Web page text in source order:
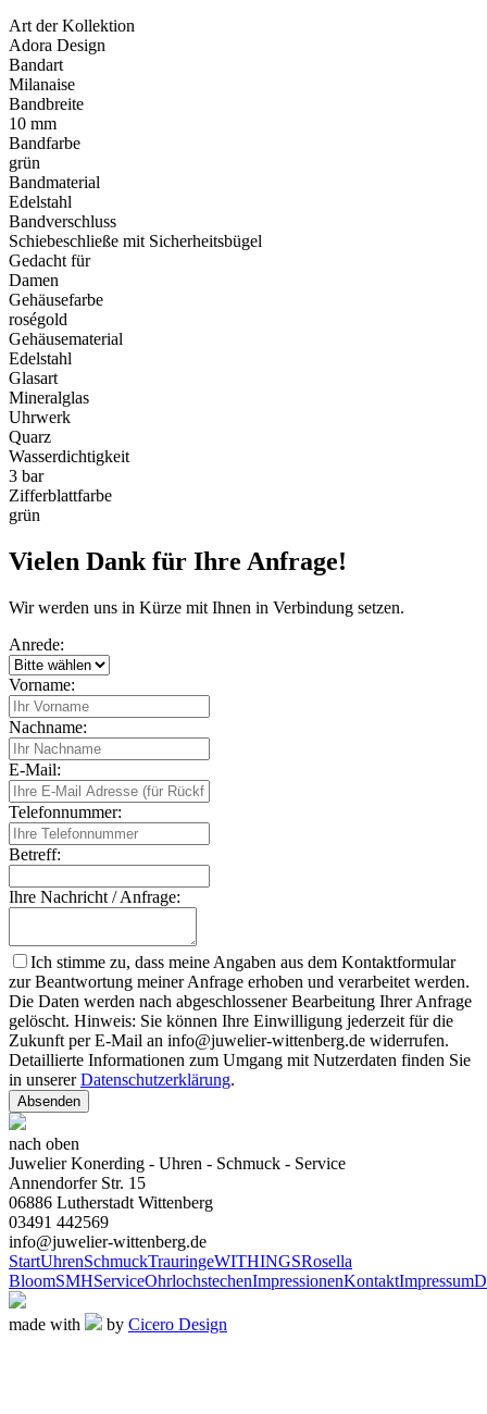
Art der Kollektion
Adora Design
Bandart
Milanaise
Bandbreite
10 mm
Bandfarbe
grün
Bandmaterial
Edelstahl
Bandverschluss
Schiebeschließe mit Sicherheitsbügel
Gedacht für
Damen
Gehäusefarbe
roségold
Gehäusematerial
Edelstahl
Glasart
Mineralglas
Uhrwerk
Quarz
Wasserdichtigkeit
3 bar
Zifferblattfarbe
grün
Vielen Dank für Ihre Anfrage!
Wir werden uns in Kürze mit Ihnen in Verbindung setzen.
Anrede:
Vorname:
Nachname:
E-Mail:
Telefonnummer:
Betreff:
Ihre Nachricht / Anfrage:
Ich stimme zu, dass meine Angaben aus dem Kontaktformular
zur Beantwortung meiner Anfrage erhoben und verarbeitet werden.
Die Daten werden nach abgeschlossener Bearbeitung Ihrer Anfrage
gelöscht. Hinweis: Sie können Ihre Einwilligung jederzeit für die
Zukunft per E-Mail an info@juwelier-wittenberg.de widerrufen.
Detaillierte Informationen zum Umgang mit Nutzerdaten finden Sie
in unsererDatenschutzerklärung.
Absenden
nach oben
Juwelier Konerding - Uhren - Schmuck - Service
Annendorfer Str. 15
06886 Lutherstadt Wittenberg
03491 442569
info@juwelier-wittenberg.de
StartUhrenSchmuckTrauringeWITHINGSRosella
BloomSMHServiceOhrlochstechenImpressionenKontaktImpressum
made with by Cicero Design